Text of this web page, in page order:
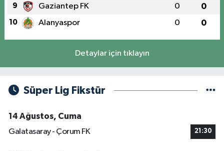
9 Gaziantep FK 0 0
10 Alanyaspor 0 0
Detaylar için tıklayın
Süper Lig Fikstür
14 Ağustos, Cuma
Galatasaray - Çorum FK
21:30